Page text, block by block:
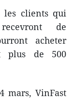
les clients qui
de
acheter
plus de 500
mars, VinFast